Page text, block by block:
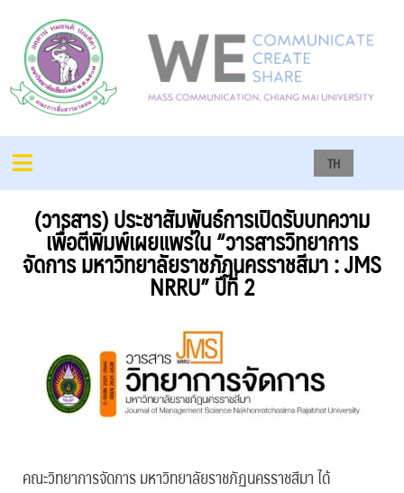
TH
(วารสาร) ประชาสัมพันธ์การเปิดรับบทความ
เพื่อตีพิมพ์เผยแพร่ใน “วารสารวิทยาการ
จัดการ มหาวิทยาลัยราชภัฏนครราชสีมา : JMS
NRRU” ปีที่ 2
คณะวิทยาการจัดการ มหาวิทยาลัยราชภัฏนครราชสีมา ได้